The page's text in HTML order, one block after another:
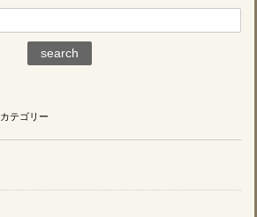
search
カテゴリー